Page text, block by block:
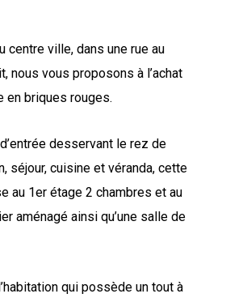
centre ville, dans une rue au
nous vous proposons à l’achat
en briques rouges.
desservant le rez de
séjour, cuisine et véranda, cette
au 1er étage 2 chambres et au
aménagé ainsi qu’une salle de
qui possède un tout à